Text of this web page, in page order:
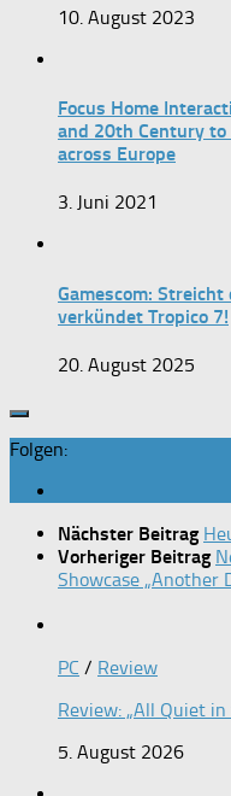
10. August 2023
Focus Home
and 20th Century
across Europe
3. Juni 2021
Gamescom:
verkündet Tropico 7!
20. August 2025
Folgen:
Nächster Beitrag
Vorheriger Beitrag
Showcase „Another
PC / Review
Review: „All Quiet in
5. August 2026